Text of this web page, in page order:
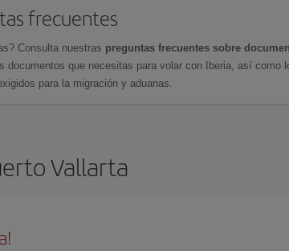
frecuentes
Consulta nuestras preguntas frecuentes sobre
documentos que necesitas para volar con Iberia, así como
para la migración y aduanas.
Vallarta